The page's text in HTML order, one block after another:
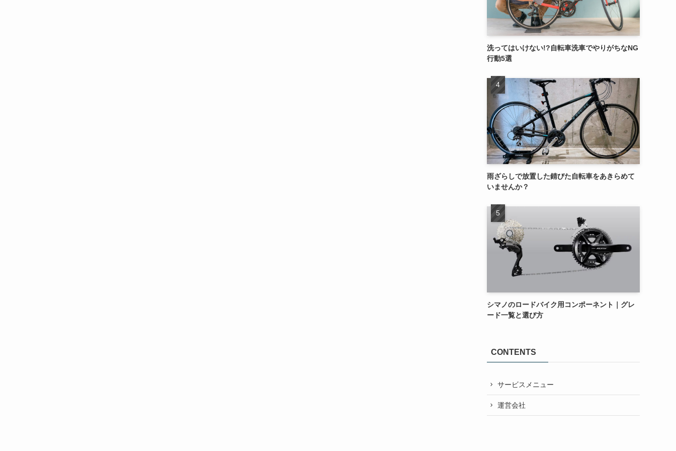
洗ってはいけない!?自転車洗車でやりがちなNG
行動5選
雨ざらしで放置した錆びた自転車をあきらめて
いませんか？
シマノのロードバイク用コンポーネント｜グレ
ード一覧と選び方
CONTENTS
サービスメニュー
運営会社